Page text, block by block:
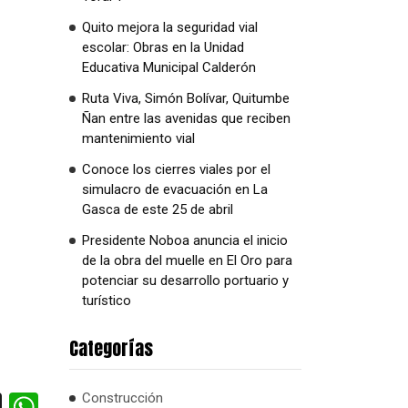
Quito mejora la seguridad vial
escolar: Obras en la Unidad
Educativa Municipal Calderón
Ruta Viva, Simón Bolívar, Quitumbe
Ñan entre las avenidas que reciben
mantenimiento vial
Conoce los cierres viales por el
simulacro de evacuación en La
Gasca de este 25 de abril
Presidente Noboa anuncia el inicio
de la obra del muelle en El Oro para
potenciar su desarrollo portuario y
turístico
Categorías
Construcción